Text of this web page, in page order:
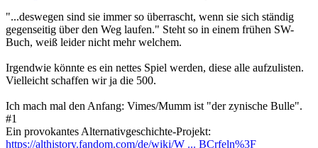
"...deswegen sind sie immer so überrascht, wenn sie sich ständig
gegenseitig über den Weg laufen." Steht so in einem frühen SW-
Buch, weiß leider nicht mehr welchem.
Irgendwie könnte es ein nettes Spiel werden, diese alle aufzulisten.
Vielleicht schaffen wir ja die 500.
Ich mach mal den Anfang: Vimes/Mumm ist "der zynische Bulle".
#1
Ein provokantes Alternativgeschichte-Projekt:
https://althistory.fandom.com/de/wiki/W ... BCrfeln%3F